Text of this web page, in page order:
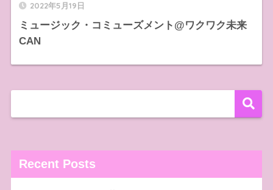
2022年5月19日
ミュージック・コミューズメント@ワクワク未来
CAN
Recent Posts